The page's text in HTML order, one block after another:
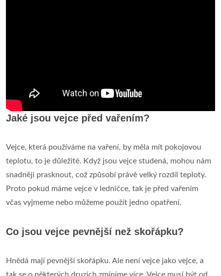
Jaké jsou vejce před vařením?
Vejce, která používáme na vaření, by měla mít pokojovou
teplotu, to je důležité. Když jsou vejce studená, mohou nám
snadněji prasknout, což způsobí právě velký rozdíl teploty.
Proto pokud máme vejce v ledničce, tak je před vařením
včas vyjmeme nebo můžeme použít jedno opatření.
Co jsou vejce pevnější než skořápku?
Hnědá mají pevnější skořápku. Ale není vejce jako vejce, a